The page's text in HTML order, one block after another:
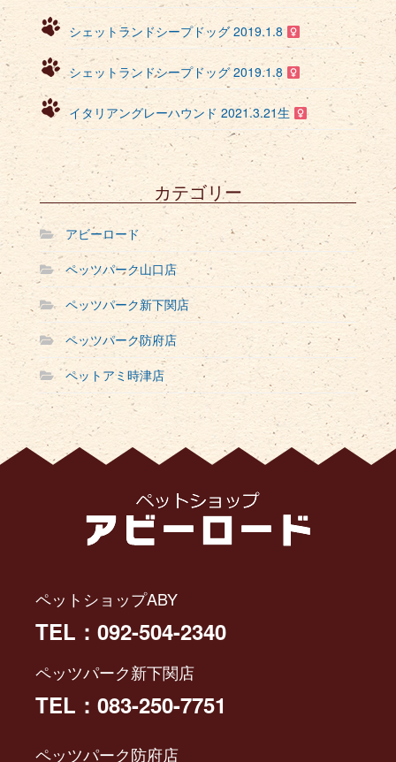
シェットランドシープドッグ 2019.1.8
シェットランドシープドッグ 2019.1.8
イタリアングレーハウンド 2021.3.21生
カテゴリー
アビーロード
ペッツパーク山口店
ペッツパーク新下関店
ペッツパーク防府店
ペットアミ時津店
ペットショップABY
TEL：092-504-2340
ペッツパーク新下関店
TEL：083-250-7751
ペッツパーク防府店